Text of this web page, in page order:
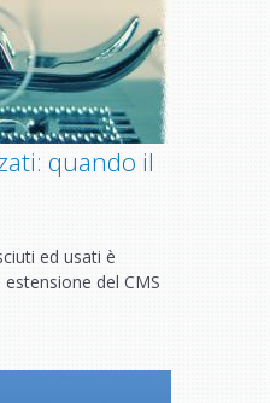
quando il
ed usati è
del CMS